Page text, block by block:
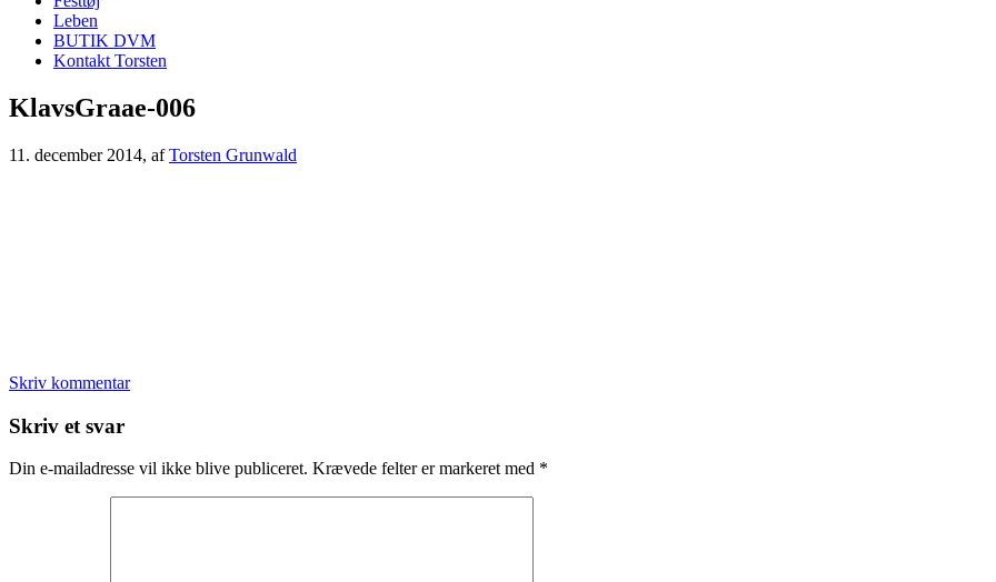
Leben
BUTIK DVM
Kontakt Torsten
KlavsGraae-006
11. december 2014, afTorsten Grunwald
Skriv kommentar
Læserinteraktioner
Skriv et svar
Din e-mailadresse vil ikke blive publiceret. Krævede felter er markeret med *